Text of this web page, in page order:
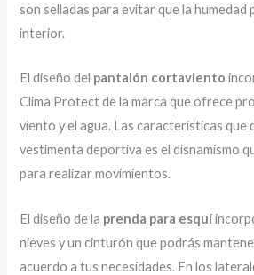
son selladas para evitar que la humedad
interior.
El diseño del pantalón cortaviento
Clima Protect de la marca que ofrece
viento y el agua. Las características que
vestimenta deportiva es el disnamismo
para realizar movimientos.
El diseño de la prenda para esquí
nieves y un cinturón que podrás
acuerdo a tus necesidades. En los